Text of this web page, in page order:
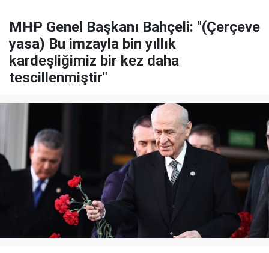
MHP Genel Başkanı Bahçeli: "(Çerçeve
yasa) Bu imzayla bin yıllık
kardeşliğimiz bir kez daha
tescillenmiştir"